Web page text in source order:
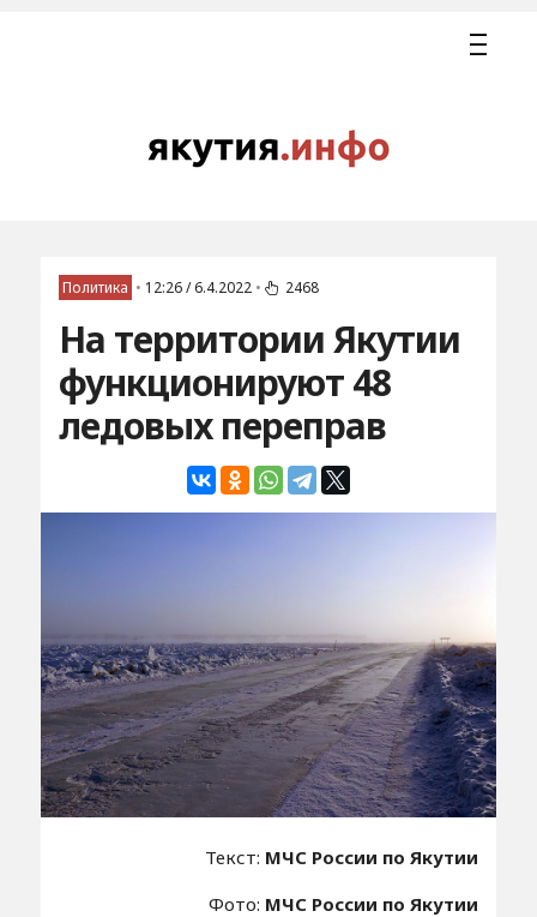
Политика • 12:26 / 6.4.2022 • 2468
На территории Якутии
функционируют 48
ледовых переправ
Текст: МЧС России по Якутии
Фото: МЧС России по Якутии